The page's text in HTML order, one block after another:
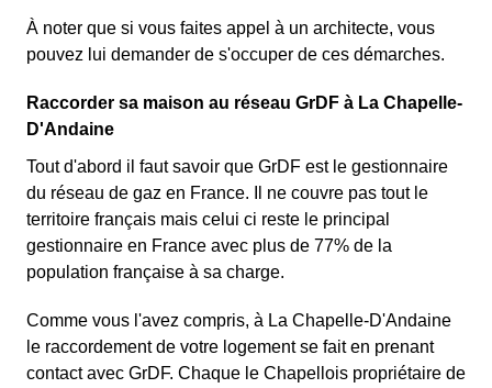
À noter que si vous faites appel à un architecte, vous
pouvez lui demander de s'occuper de ces démarches.
Raccorder sa maison au réseau GrDF à La Chapelle-
D'Andaine
Tout d'abord il faut savoir que GrDF est le gestionnaire
du réseau de gaz en France. Il ne couvre pas tout le
territoire français mais celui ci reste le principal
gestionnaire en France avec plus de 77% de la
population française à sa charge.
Comme vous l'avez compris, à La Chapelle-D'Andaine
le raccordement de votre logement se fait en prenant
contact avec GrDF. Chaque le Chapellois propriétaire de